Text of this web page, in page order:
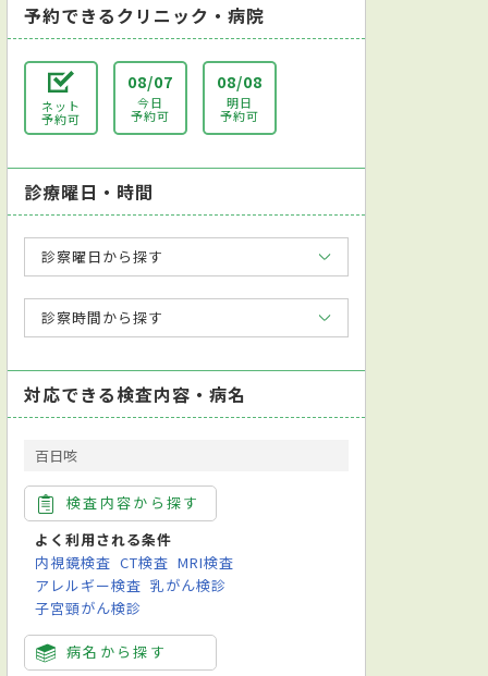
予約できるクリニック・病院
ネット
予約可
08/07
今日
予約可
08/08
明日
予約可
診療曜日・時間
診察曜日から探す
診察時間から探す
対応できる検査内容・病名
百日咳
検査内容から探す
よく利用される条件
内視鏡検査 CT検査 MRI検査
アレルギー検査 乳がん検診
子宮頸がん検診
病名から探す